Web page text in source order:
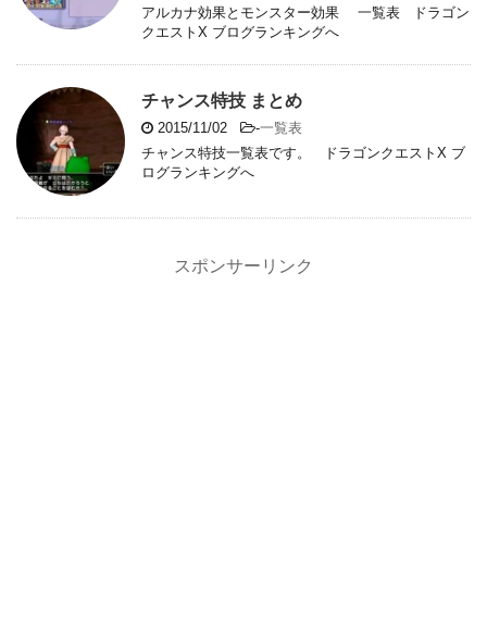
アルカナ効果とモンスター効果 一覧表 ドラゴン
クエストX ブログランキングへ
チャンス特技 まとめ
2015/11/02 -一覧表
チャンス特技一覧表です。 ドラゴンクエストX ブ
ログランキングへ
スポンサーリンク